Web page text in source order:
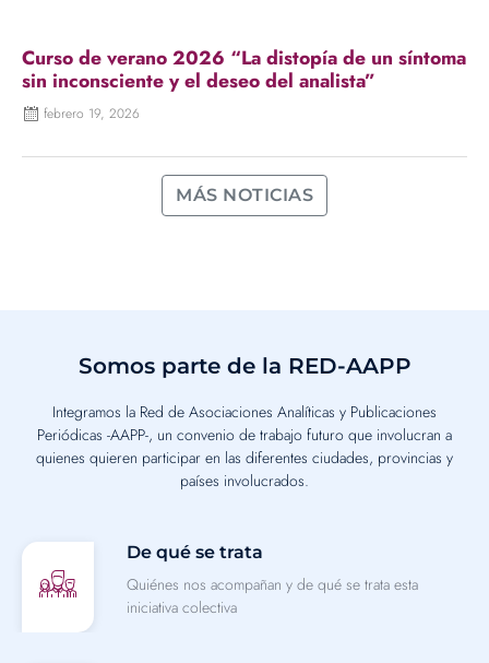
Curso de verano 2026 “La distopía de un síntoma
sin inconsciente y el deseo del analista”
febrero 19, 2026
MÁS NOTICIAS
Somos parte de la RED-AAPP​
Integramos la Red de Asociaciones Analíticas y Publicaciones
Periódicas -AAPP-, un convenio de trabajo futuro que involucran a
quienes quieren participar en las diferentes ciudades, provincias y
países involucrados.
De qué se trata
Quiénes nos acompañan y de qué se trata esta
iniciativa colectiva